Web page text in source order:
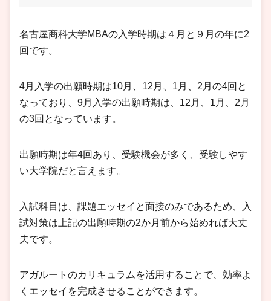
名古屋商科大学MBAの入学時期は４月と９月の年に2
回です。
4月入学の出願時期は10月、12月、1月、2月の4回と
なっており、9月入学の出願時期は、12月、1月、2月
の3回となっています。
出願時期は年4回あり、受験機会が多く、受験しやす
い大学院だと言えます。
入試科目は、課題エッセイと面接のみであるため、入
試対策は上記の出願時期の2か月前から始めれば大丈
夫です。
アガルートのカリキュラムを活用することで、効率よ
くエッセイを完成させることができます。